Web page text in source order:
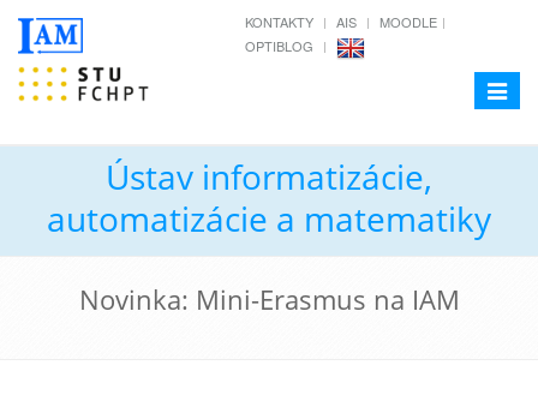
KONTAKTY AIS
MOODLE
OPTIBLOG
Toggle
Ústav informatizácie,
automatizácie a matematiky
Novinka: Mini-Erasmus na IAM